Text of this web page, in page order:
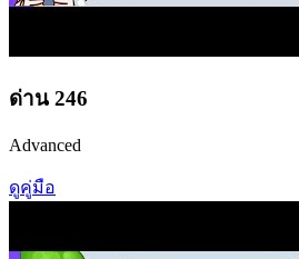
ด่าน 246
Advanced
ดูคู่มือ